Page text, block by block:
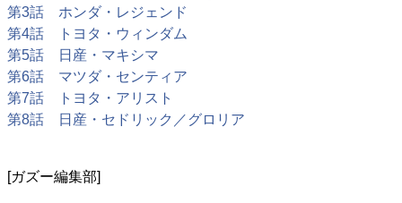
第3話 ホンダ・レジェンド
第4話 トヨタ・ウィンダム
第5話 日産・マキシマ
第6話 マツダ・センティア
第7話 トヨタ・アリスト
第8話 日産・セドリック／グロリア
[ガズー編集部]